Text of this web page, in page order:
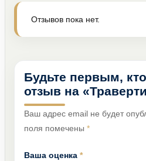
Отзывов пока нет.
Будьте первым,
отзыв на
Ваш адрес email не будет
поля помечены *
Ваша оценка *